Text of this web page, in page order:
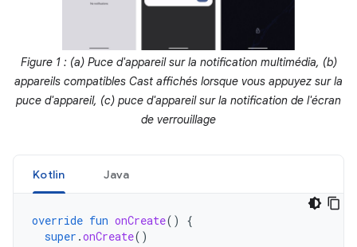
Figure 1 : (a) Puce d'appareil sur la notification multimédia, (b)
appareils compatibles Cast affichés lorsque vous appuyez sur la
puce d'appareil, (c) puce d'appareil sur la notification de l'écran
de verrouillage
Kotlin Java
override fun onCreate()
{
super .onCreate()